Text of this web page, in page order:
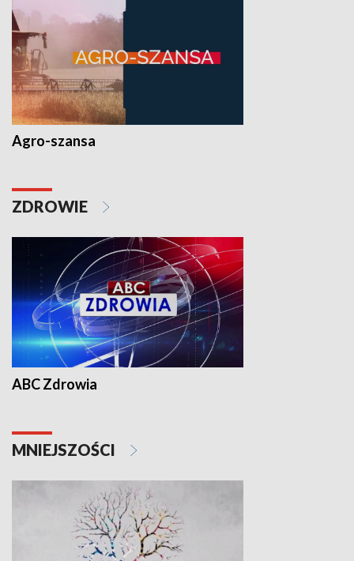
Agro-szansa
ZDROWIE
ABC Zdrowia
MNIEJSZOŚCI